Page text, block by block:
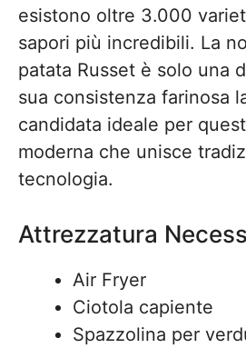
esistono oltre 3.000
sapori più incredibili. La
patata Russet è solo una
sua consistenza farinosa
candidata ideale per
moderna che unisce
tecnologia.
Attrezzatura
Air Fryer
Ciotola capiente
Spazzolina per